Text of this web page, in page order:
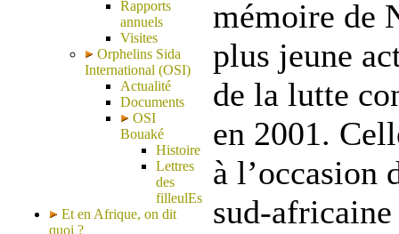
Rapports
annuels
Visites
Orphelins Sida
International (OSI)
Actualité
Documents
OSI
Bouaké
Histoire
Lettres
des
filleulEs
Et en Afrique, on dit
quoi ?
mémoire de
plus jeune
de la lutte
en 2001.
à l’occasion
sud-